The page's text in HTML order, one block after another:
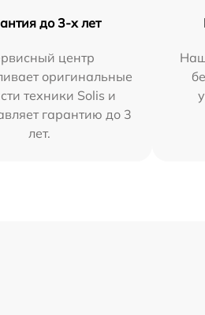
до 3-х лет
центр
оригинальные
техники Solis и
гарантию до 3
лет.